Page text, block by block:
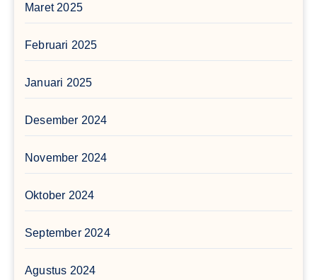
Maret 2025
Februari 2025
Januari 2025
Desember 2024
November 2024
Oktober 2024
September 2024
Agustus 2024